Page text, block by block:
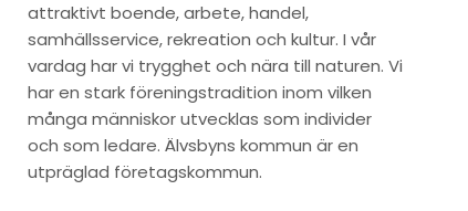
attraktivt boende, arbete, handel,
samhällsservice, rekreation och kultur. I vår
vardag har vi trygghet och nära till naturen. Vi
har en stark föreningstradition inom vilken
många människor utvecklas som individer
och som ledare. Älvsbyns kommun är en
utpräglad företagskommun.